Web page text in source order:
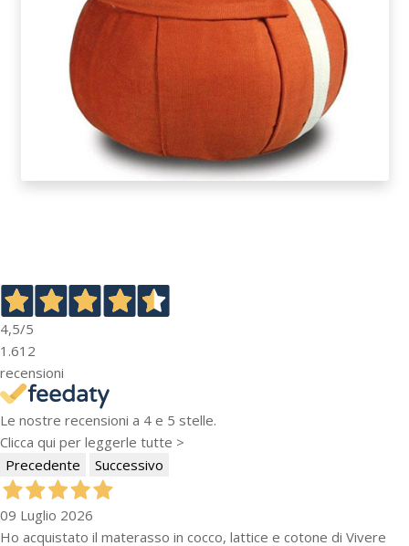
4,5/5
1.612
recensioni
Le nostre recensioni a 4 e 5 stelle.
Clicca qui per leggerle tutte >
Precedente
Successivo
09 Luglio 2026
Ho acquistato il materasso in cocco, lattice e cotone di Vivere